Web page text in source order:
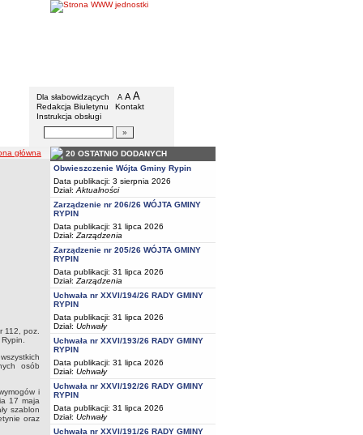
Gmina Rypin
Menu dodatkowe
Dla słabowidzących A pomniejsz czcionkę
A standardowy rozmiar czcionki
A
Redakcja Biuletynu
Kontakt
Instrukcja obsługi
Wyszukiwarka artykułów
nawigacji
główna
112, poz.
osób
i
17 maja
szablon
oraz
20 OSTATNIO DODANYCH
Obwieszczenie Wójta Gminy Rypin
Data publikacji: 3 sierpnia 2026
Dział: Aktualności
Zarządzenie nr 206/26 WÓJTA GMINY
RYPIN
Data publikacji: 31 lipca 2026
Dział: Zarządzenia
Zarządzenie nr 205/26 WÓJTA GMINY
RYPIN
Data publikacji: 31 lipca 2026
Dział: Zarządzenia
Uchwała nr XXVI/194/26 RADY GMINY
RYPIN
Data publikacji: 31 lipca 2026
Dział: Uchwały
Uchwała nr XXVI/193/26 RADY GMINY
RYPIN
Data publikacji: 31 lipca 2026
Dział: Uchwały
Uchwała nr XXVI/192/26 RADY GMINY
RYPIN
Data publikacji: 31 lipca 2026
Dział: Uchwały
Uchwała nr XXVI/191/26 RADY GMINY